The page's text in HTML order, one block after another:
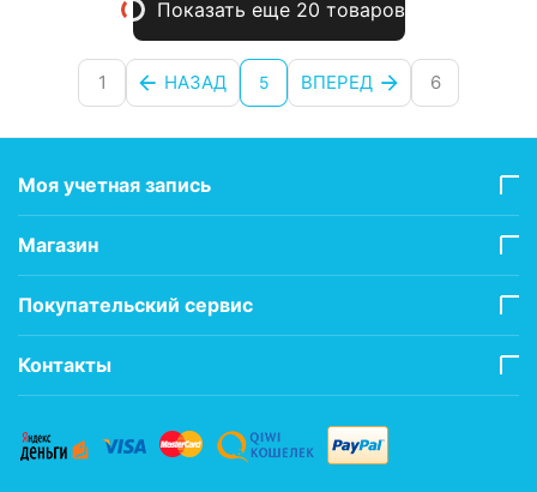
Показать еще 20 товаров
1 НАЗАД 5 ВПЕРЕД 6
Моя учетная запись
Магазин
Покупательский сервис
Контакты